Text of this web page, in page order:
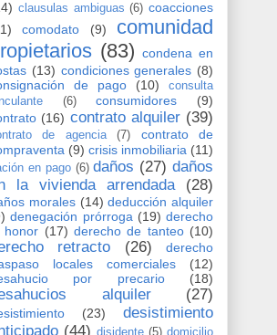
clausulas ambiguas (6) coacciones
comodato (9)
comunidad
(83) condena en
(13) condiciones generales (8)
de pago
(10)
consulta
(6) consumidores
(9)
(16) contrato alquiler (39)
de agencia (7)
contrato de
(9) crisis inmobiliaria (11)
en pago (6) daños (27) daños
la vivienda arrendada
(28)
morales (14) deducción alquiler
denegación prórroga (19) derecho
honor (17) derecho de tanteo (10)
retracto (26)
derecho
locales comerciales
(12)
por precario
(18)
alquiler (27)
(23)
desistimiento
(44) disidente (5) domicilio